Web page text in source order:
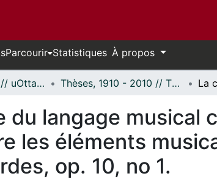
Parcourir Statistiques À propos
Thèses uOttawa // uOttawa Theses Thèses, 1910 - 2010 // Theses, 1910 - 2010
du langage musical
les éléments
op. 10, no 1.